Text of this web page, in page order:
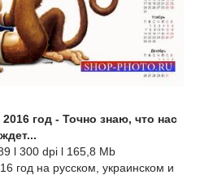
год - Точно знаю, что нас
ждет...
l 300 dpi l 165,8 Mb
год на русском, украинском и